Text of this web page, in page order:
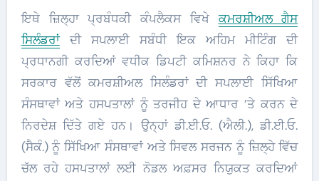
ਇਥੇ ਜ਼ਿਲ੍ਹਾ ਪ੍ਰਬੰਧਕੀ ਕੰਪਲੈਕਸ ਵਿਖੇਕਮਰਸ਼ੀਅਲ ਗੈਸ
ਸਿਲੰਡਰਾਂਦੀ ਸਪਲਾਈ ਸਬੰਧੀ ਇਕ ਅਹਿਮ ਮੀਟਿੰਗ ਦੀ
ਪ੍ਰਧਾਨਗੀ ਕਰਦਿਆਂ ਵਧੀਕ ਡਿਪਟੀ ਕਮਿਸ਼ਨਰ ਨੇ ਕਿਹਾ ਕਿ
ਸਰਕਾਰ ਵੱਲੋਂ ਕਮਰਸ਼ੀਅਲ ਸਿਲੰਡਰਾਂ ਦੀ ਸਪਲਾਈ ਸਿੱਖਿਆ
ਸੰਸਥਾਵਾਂ ਅਤੇ ਹਸਪਤਾਲਾਂ ਨੂੰ ਤਰਜੀਹ ਦੇ ਆਧਾਰ ’ਤੇ ਕਰਨ ਦੇ
ਨਿਰਦੇਸ਼ ਦਿੱਤੇ ਗਏ ਹਨ। ਉਨ੍ਹਾਂ ਡੀ.ਈ.ਓ. (ਐਲੀ.), ਡੀ.ਈ.ਓ.
(ਸੈਕੰ.) ਨੂੰ ਸਿੱਖਿਆ ਸੰਸਥਾਵਾਂ ਅਤੇ ਸਿਵਲ ਸਰਜਨ ਨੂੰ ਜ਼ਿਲ੍ਹੇ ਵਿੱਚ
ਚੱਲ ਰਹੇ ਹਸਪਤਾਲਾਂ ਲਈ ਨੋਡਲ ਅਫ਼ਸਰ ਨਿਯੁਕਤ ਕਰਦਿਆਂ